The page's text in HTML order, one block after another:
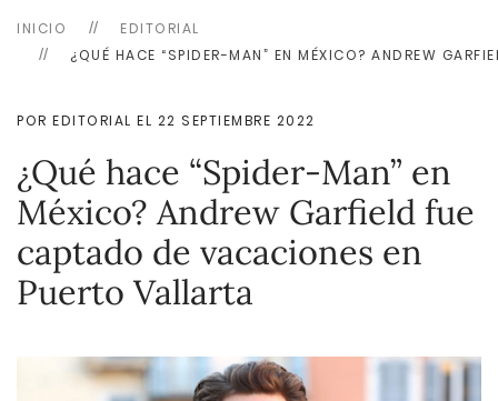
INICIO
EDITORIAL
¿QUÉ HACE “SPIDER-MAN” EN MÉXICO? ANDREW
POR EDITORIAL EL 22 SEPTIEMBRE 2022
¿Qué hace “Spider-Man” en
México? Andrew Garfield fue
captado de vacaciones en
Puerto Vallarta